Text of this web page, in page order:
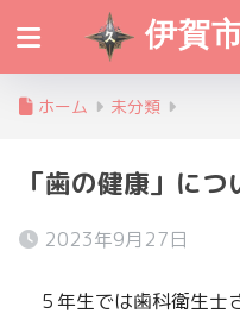
伊賀
ホーム 未分類
「歯の健康」につ
2023年9月27日
５年生では歯科衛生士